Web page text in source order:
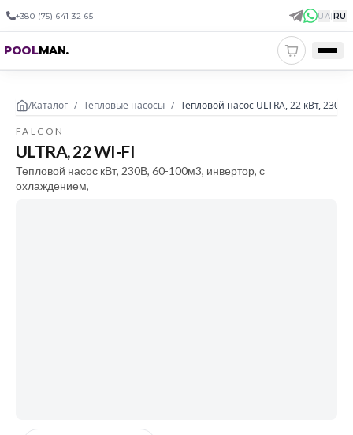
+380 (75) 641 32 65 UA|RU
POOLMAN.
/Каталог / Тепловые насосы / Тепловой насос ULTRA, 22 кВт,
FALCON
ULTRA, 22 WI-FI
Тепловой насос кВт, 230В, 60-100м3, инвертор, с
охлаждением,